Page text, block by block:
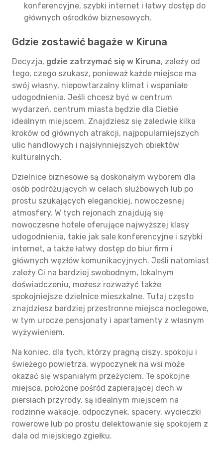
konferencyjne, szybki internet i łatwy dostęp do
głównych ośrodków biznesowych.
Gdzie zostawić bagaże w Kiruna
Decyzja, gdzie zatrzymać się w Kiruna, zależy od
tego, czego szukasz, ponieważ każde miejsce ma
swój własny, niepowtarzalny klimat i wspaniałe
udogodnienia. Jeśli chcesz być w centrum
wydarzeń, centrum miasta będzie dla Ciebie
idealnym miejscem. Znajdziesz się zaledwie kilka
kroków od głównych atrakcji, najpopularniejszych
ulic handlowych i najsłynniejszych obiektów
kulturalnych.
Dzielnice biznesowe są doskonałym wyborem dla
osób podróżujących w celach służbowych lub po
prostu szukających eleganckiej, nowoczesnej
atmosfery. W tych rejonach znajdują się
nowoczesne hotele oferujące najwyższej klasy
udogodnienia, takie jak sale konferencyjne i szybki
internet, a także łatwy dostęp do biur firm i
głównych węzłów komunikacyjnych. Jeśli natomiast
zależy Ci na bardziej swobodnym, lokalnym
doświadczeniu, możesz rozważyć także
spokojniejsze dzielnice mieszkalne. Tutaj często
znajdziesz bardziej przestronne miejsca noclegowe,
w tym urocze pensjonaty i apartamenty z własnym
wyżywieniem.
Na koniec, dla tych, którzy pragną ciszy, spokoju i
świeżego powietrza, wypoczynek na wsi może
okazać się wspaniałym przeżyciem. Te spokojne
miejsca, położone pośród zapierającej dech w
piersiach przyrody, są idealnym miejscem na
rodzinne wakacje, odpoczynek, spacery, wycieczki
rowerowe lub po prostu delektowanie się spokojem z
dala od miejskiego zgiełku.